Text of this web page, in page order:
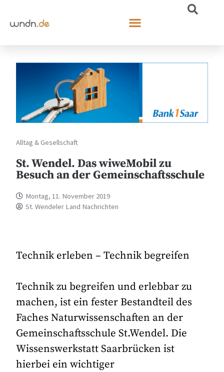
Alltag & Gesellschaft
St. Wendel. Das wiweMobil zu
Besuch an der Gemeinschaftsschule
Montag, 11. November 2019
St. Wendeler Land Nachrichten
Technik erleben – Technik begreifen
Technik zu begreifen und erlebbar zu
machen, ist ein fester Bestandteil des
Faches Naturwissenschaften an der
Gemeinschaftsschule St.Wendel. Die
Wissenswerkstatt Saarbrücken ist
hierbei ein wichtiger